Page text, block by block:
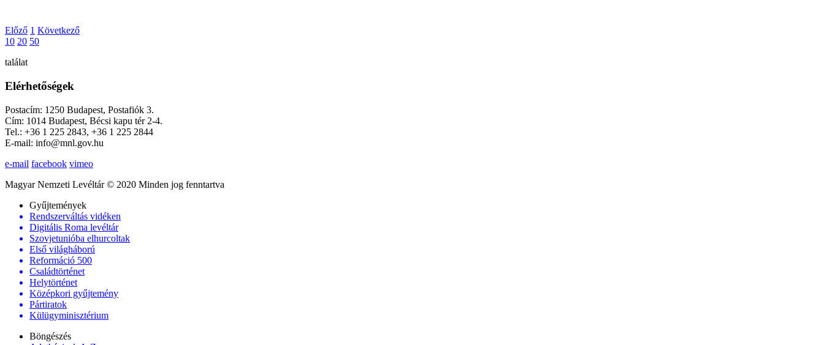
Előző 1 Következő
10 20 50
találat
Elérhetőségek
Postacím: 1250 Budapest, Postafiók 3.
Cím: 1014 Budapest, Bécsi kapu tér 2-4.
Tel.: +36 1 225 2843, +36 1 225 2844
E-mail: info@mnl.gov.hu
e-mail facebook vimeo
Magyar Nemzeti Levéltár © 2020 Minden jog fenntartva
Gyűjtemények
Rendszerváltás vidéken
Digitális Roma levéltár
Szovjetunióba elhurcoltak
Első világháború
Reformáció 500
Családtörténet
Helytörténet
Középkori gyűjtemény
Pártiratok
Külügyminisztérium
Böngészés